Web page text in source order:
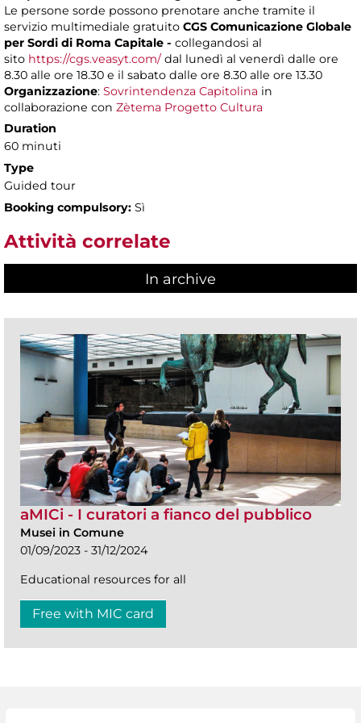
Le persone sorde possono prenotare anche tramite il
servizio multimediale gratuito CGS Comunicazione Globale
per Sordi di Roma Capitale - collegandosi al
sito https://cgs.veasyt.com/dal lunedì al venerdì dalle ore
8.30 alle ore 18.30 e il sabato dalle ore 8.30 alle ore 13.30
Organizzazione: Sovrintendenza Capitolina in
collaborazione con Zètema Progetto Cultura
Duration
60 minuti
Type
Guided tour
Booking compulsory: Sì
Attività correlate
In archive
aMICi - I curatori a fianco del pubblico
Musei in Comune
01/09/2023 - 31/12/2024
Educational resources for all
Free with MIC card